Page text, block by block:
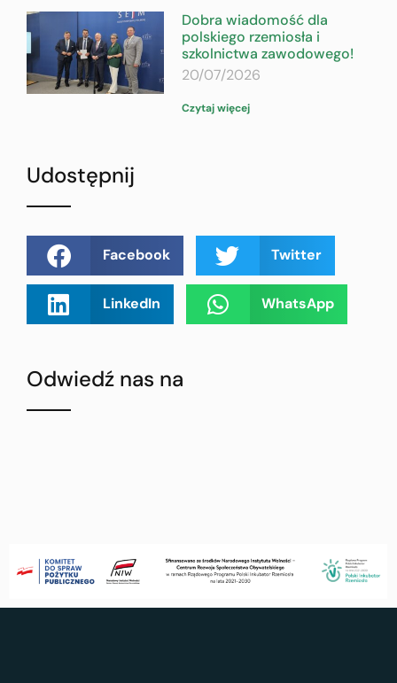
Dobra wiadomość dla
polskiego rzemiosła i
szkolnictwa zawodowego!
20/07/2026
Czytaj więcej
Udostępnij
Facebook Twitter
LinkedIn WhatsApp
Odwiedź nas na